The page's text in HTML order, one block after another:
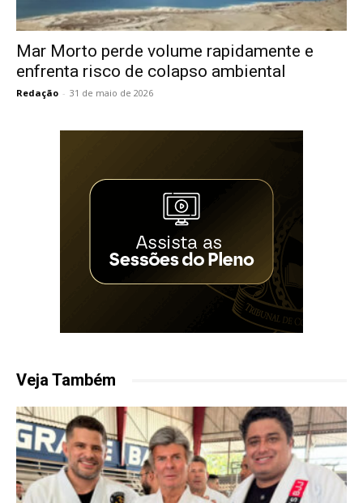
Mar Morto perde volume rapidamente e
enfrenta risco de colapso ambiental
Redação - 31 de maio de 2026
Veja Também